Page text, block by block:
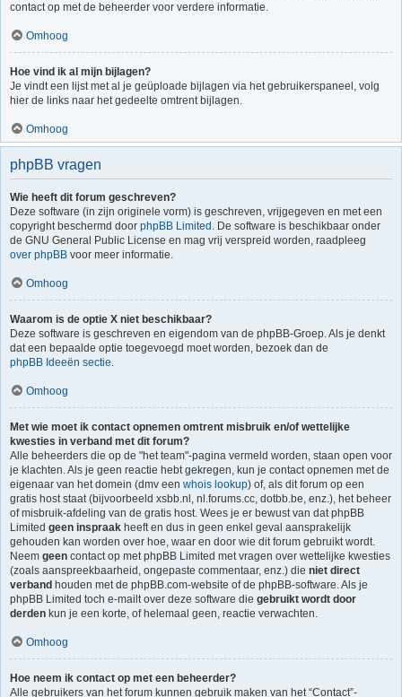
contact op met de beheerder voor verdere informatie.
Omhoog
Hoe vind ik al mijn bijlagen?
Je vindt een lijst met al je geüploade bijlagen via het gebruikerspaneel, volg
hier de links naar het gedeelte omtrent bijlagen.
Omhoog
phpBB vragen
Wie heeft dit forum geschreven?
Deze software (in zijn originele vorm) is geschreven, vrijgegeven en met een
copyright beschermd door phpBB Limited . De software is beschikbaar onder
de GNU General Public License en mag vrij verspreid worden, raadpleeg
over phpBB voor meer informatie.
Omhoog
Waarom is de optie X niet beschikbaar?
Deze software is geschreven en eigendom van de phpBB-Groep. Als je denkt
dat een bepaalde optie toegevoegd moet worden, bezoek dan de
phpBB Ideeën sectie.
Omhoog
Met wie moet ik contact opnemen omtrent misbruik en/of wettelijke
kwesties in verband met dit forum?
Alle beheerders die op de "het team"-pagina vermeld worden, staan open voor
je klachten. Als je geen reactie hebt gekregen, kun je contact opnemen met de
eigenaar van het domein (dmv een whois lookup) of, als dit forum op een
gratis host staat (bijvoorbeeld xsbb.nl, nl.forums.cc, dotbb.be, enz.), het beheer
of misbruik-afdeling van de gratis host. Wees je er bewust van dat phpBB
Limited geen inspraak heeft en dus in geen enkel geval aansprakelijk
gehouden kan worden over hoe, waar en door wie dit forum gebruikt wordt.
Neem geen contact op met phpBB Limited met vragen over wettelijke kwesties
(zoals aanspreekbaarheid, ongepaste commentaar, enz.) die niet direct
verband houden met de phpBB.com-website of de phpBB-software. Als je
phpBB Limited toch e-mailt over deze software die gebruikt wordt door
derden kun je een korte, of helemaal geen, reactie verwachten.
Omhoog
Hoe neem ik contact op met een beheerder?
Alle gebruikers van het forum kunnen gebruik maken van het “Contact”-